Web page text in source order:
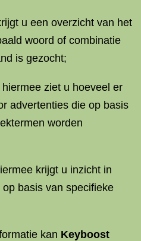
u een overzicht van het
woord of combinatie
is gezocht;
ziet u hoeveel er
advertenties die op basis
worden
krijgt u inzicht in
basis van specifieke
kan Keyboost